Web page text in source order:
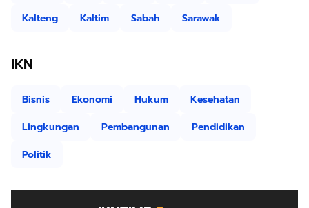
Kalteng
Kaltim Sabah Sarawak
IKN
Bisnis Ekonomi Hukum
Kesehatan
Lingkungan
Pembangunan
Pendidikan
Politik